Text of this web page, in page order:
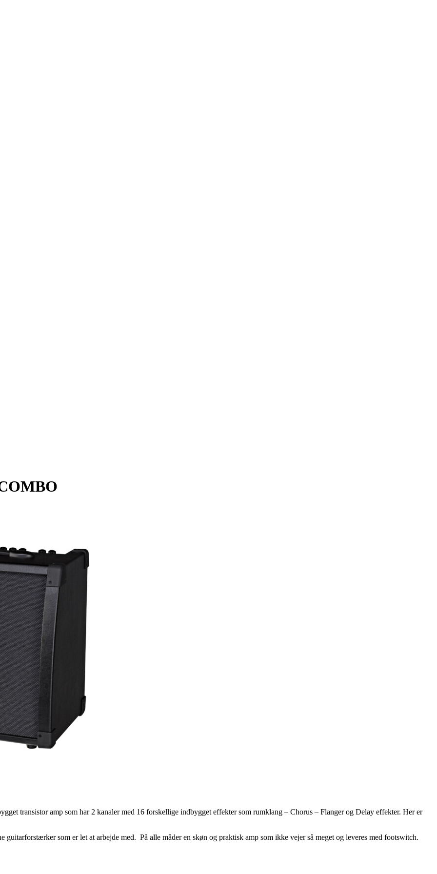
transistor amp som har 2 kanaler med 16 forskellige indbygget effekter som rumklang – Chorus – Flanger og Delay effekter. Her er
guitarforstærker som er let at arbejde med. På alle måder en skøn og praktisk amp som ikke vejer så meget og leveres med footswitch.